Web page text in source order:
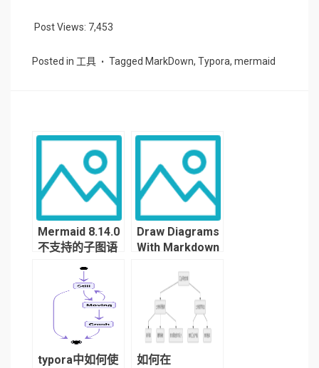
Post Views: 7,453
Posted in 工具 Tagged MarkDown, Typora, mermaid
Mermaid 8.14.0
不支持的子图语
Draw Diagrams
With Markdown
typora中如何使
如何在